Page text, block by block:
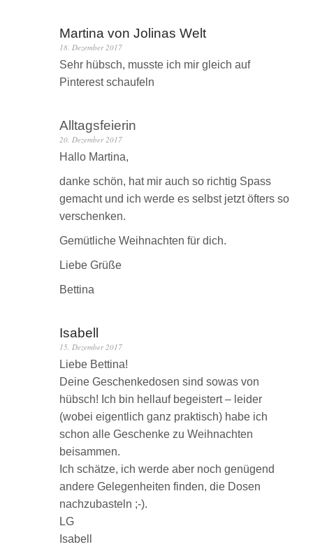
Martina von Jolinas Welt
18. Dezember 2017
Sehr hübsch, musste ich mir gleich auf
Pinterest schaufeln
Alltagsfeierin
20. Dezember 2017
Hallo Martina,
danke schön, hat mir auch so richtig Spass
gemacht und ich werde es selbst jetzt öfters so
verschenken.
Gemütliche Weihnachten für dich.
Liebe Grüße
Bettina
Isabell
15. Dezember 2017
Liebe Bettina!
Deine Geschenkedosen sind sowas von
hübsch! Ich bin hellauf begeistert – leider
(wobei eigentlich ganz praktisch) habe ich
schon alle Geschenke zu Weihnachten
beisammen.
Ich schätze, ich werde aber noch genügend
andere Gelegenheiten finden, die Dosen
nachzubasteln ;-).
LG
Isabell